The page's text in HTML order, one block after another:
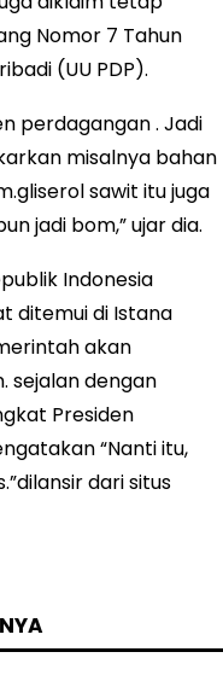
Nomor 7 Tahun
(UU PDP).
perdagangan . Jadi
misalnya bahan
sawit itu juga
jadi bom,” ujar dia.
Indonesia
ditemui di Istana
akan
sejalan dengan
Presiden
“Nanti itu,
dari situs